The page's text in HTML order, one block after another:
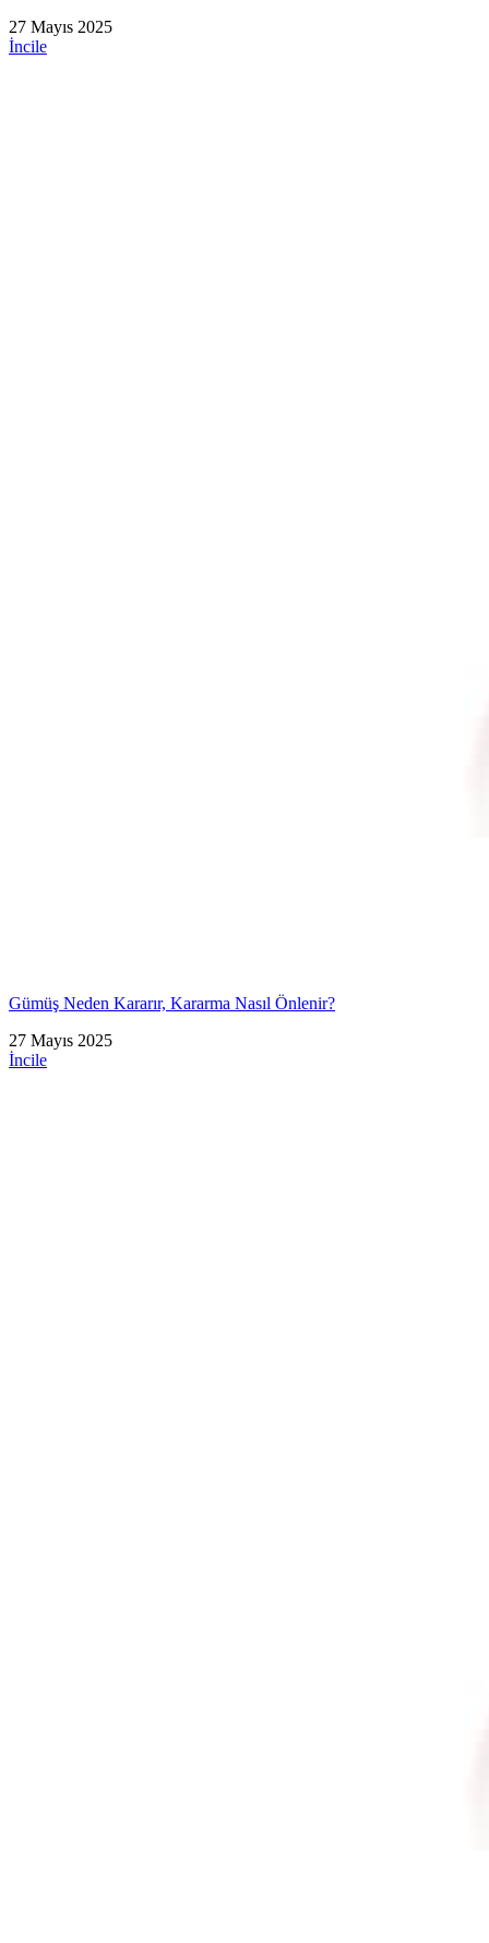
27 Mayıs 2025
İncile
Gümüş Neden Kararır, Kararma Nasıl Önlenir?
27 Mayıs 2025
İncile